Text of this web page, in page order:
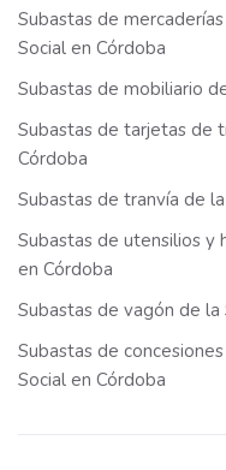
Subastas de
Social en Córdoba
Subastas de mobiliario
Subastas de tarjetas de
Córdoba
Subastas de tranvía de
Subastas de utensilios y
en Córdoba
Subastas de vagón de
Subastas de
Social en Córdoba